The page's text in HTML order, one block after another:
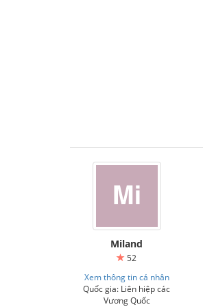
Miland
52
Xem thông tin cá nhân
Quốc gia: Liên hiệp các
Vương Quốc